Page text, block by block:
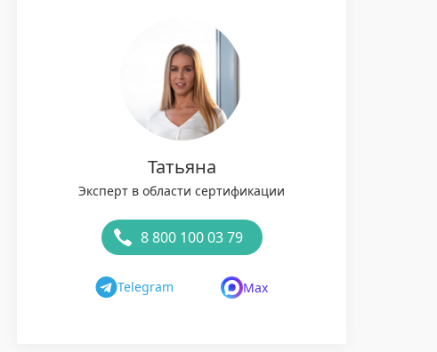
Татьяна
Эксперт в области сертификации
8 800 100 03 79
Telegram Max